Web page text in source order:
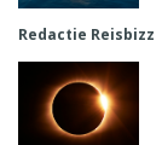
Redactie Reisbizz